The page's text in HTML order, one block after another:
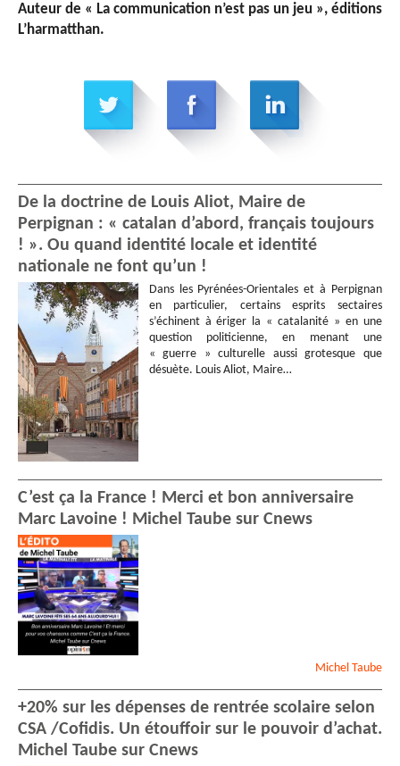
Auteur de « La communication n’est pas un jeu », éditions
L’harmatthan.
De la doctrine de Louis Aliot, Maire de
Perpignan : « catalan d’abord, français toujours
! ». Ou quand identité locale et identité
nationale ne font qu’un !
Dans les Pyrénées-Orientales et à Perpignan
en particulier, certains esprits sectaires
s’échinent à ériger la « catalanité » en une
question politicienne, en menant une
« guerre » culturelle aussi grotesque que
désuète. Louis Aliot, Maire…
C’est ça la France ! Merci et bon anniversaire
Marc Lavoine ! Michel Taube sur Cnews
Michel Taube
+20% sur les dépenses de rentrée scolaire selon
CSA /Cofidis. Un étouffoir sur le pouvoir d’achat.
Michel Taube sur Cnews